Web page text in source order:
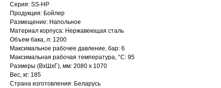
Серия: SS-HP
Продукция: Бойлер
Размещение: Напольное
Материал корпуса: Нержавеющая сталь
Объем бака, л: 1200
Максимальное рабочее давление, бар: 6
Максимальная рабочая температура, °С: 95
Размеры (ВхШхГ), мм: 2080 x 1070
Вес, кг: 185
Страна изготовления: Беларусь